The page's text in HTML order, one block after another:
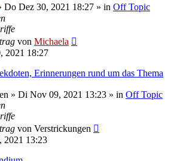
Do Dez 30, 2021 18:27 » in Off Topic
von Michaela
2021 18:27
Erinnerungen rund um das Thema
» Di Nov 09, 2021 13:23 » in Off Topic
von Verstrickungen
2021 13:23